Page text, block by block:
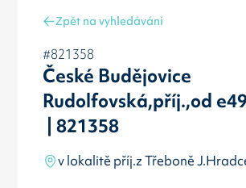
Zpět na vyhledávání
#821358
České Budějovice
Rudolfovská,příj.,od
| 821358
v lokalitě příj.z Třeboně